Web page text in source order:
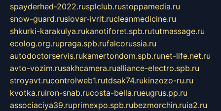
spayderhed-2022.rusplclub.rustoppamedia.ru
snow-guard.ruslovar-ivrit.rucleanmedicine.ru
shkurki-karakulya.rukanotiforet.spb.rututmassage.ru
ecolog.org.rupraga.spb.rufalcorussia.ru
autodoctorservis.rukamertondom.spb.runet-life.net.ru
avto-vozim.rusakhcamera.rualliance-electro.spb.ru
stroyavt.rucontrolweb1.rutdsak74.rukinzozo-ru.ru
kvotka.ruiron-snab.rucosta-bella.rueugrus.pp.ru
associaciya39.ruprimexpo.spb.rubezmorchin.ruia2.ru